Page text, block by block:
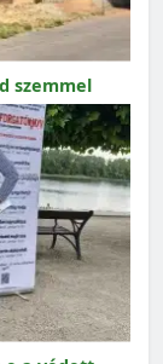
szemmel